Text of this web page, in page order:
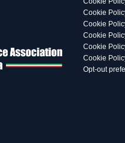
Cookie
Cookie
Cookie
Cookie
Cookie
Opt-out